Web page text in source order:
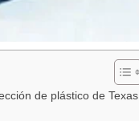
de plástico de Texas